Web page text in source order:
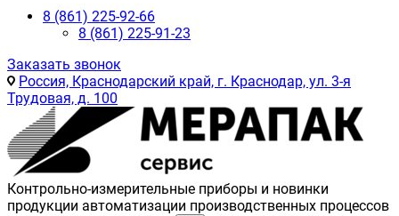
8 (861) 225-92-66
8 (861) 225-91-23
Заказать звонок
Россия, Краснодарский край, г. Краснодар, ул. 3-я
Трудовая, д. 100
Контрольно-измерительные приборы и новинки
продукции автоматизации производственных процессов